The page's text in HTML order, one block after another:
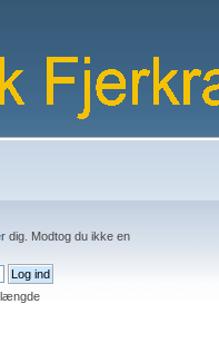
dig. Modtog du ikke en